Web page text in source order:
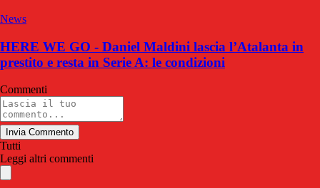
News
HERE WE GO - Daniel Maldini lascia l’Atalanta in
prestito e resta in Serie A: le condizioni
Commenti
Invia Commento
Tutti
Leggi altri commenti